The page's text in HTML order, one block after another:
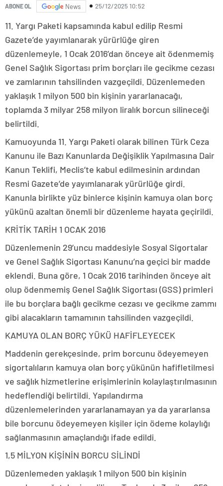
ABONE OL News 25/12/2025 10:52
11. Yargı Paketi kapsamında kabul edilip Resmi
Gazete’de yayımlanarak yürürlüğe giren
düzenlemeyle, 1 Ocak 2016’dan önceye ait ödenmemiş
Genel Sağlık Sigortası prim borçları ile gecikme cezası
ve zamlarının tahsilinden vazgeçildi. Düzenlemeden
yaklaşık 1 milyon 500 bin kişinin yararlanacağı,
toplamda 3 milyar 258 milyon liralık borcun silineceği
belirtildi.
Kamuoyunda 11. Yargı Paketi olarak bilinen Türk Ceza
Kanunu ile Bazı Kanunlarda Değişiklik Yapılmasına Dair
Kanun Teklifi, Meclis’te kabul edilmesinin ardından
Resmi Gazete’de yayımlanarak yürürlüğe girdi.
Kanunla birlikte yüz binlerce kişinin kamuya olan borç
yükünü azaltan önemli bir düzenleme hayata geçirildi.
KRİTİK TARİH 1 OCAK 2016
Düzenlemenin 29’uncu maddesiyle Sosyal Sigortalar
ve Genel Sağlık Sigortası Kanunu’na geçici bir madde
eklendi. Buna göre, 1 Ocak 2016 tarihinden önceye ait
olup ödenmemiş Genel Sağlık Sigortası (GSS) primleri
ile bu borçlara bağlı gecikme cezası ve gecikme zammı
gibi alacakların tamamının tahsilinden vazgeçildi.
KAMUYA OLAN BORÇ YÜKÜ HAFİFLEYECEK
Maddenin gerekçesinde, prim borcunu ödeyemeyen
sigortalıların kamuya olan borç yükünün hafifletilmesi
ve sağlık hizmetlerine erişimlerinin kolaylaştırılmasının
hedeflendiği belirtildi. Yapılandırma
düzenlemelerinden yararlanamayan ya da yararlansa
bile borcunu ödeyemeyen kişiler için ödeme kolaylığı
sağlanmasının amaçlandığı ifade edildi.
1,5 MİLYON KİŞİNİN BORCU SİLİNDİ
Düzenlemeden yaklaşık 1 milyon 500 bin kişinin